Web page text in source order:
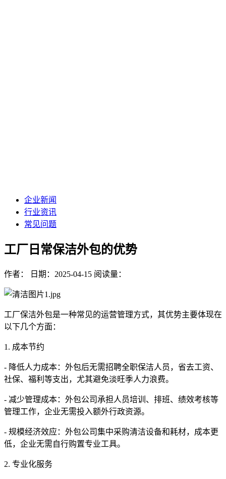
企业新闻
行业资讯
常见问题
工厂日常保洁外包的优势
作者： 日期：2025-04-15 阅读量：
工厂保洁外包是一种常见的运营管理方式，其优势主要体现在
以下几个方面：
1. 成本节约
- 降低人力成本：外包后无需招聘全职保洁人员，省去工资、
社保、福利等支出，尤其避免淡旺季人力浪费。
- 减少管理成本：外包公司承担人员培训、排班、绩效考核等
管理工作，企业无需投入额外行政资源。
- 规模经济效应：外包公司集中采购清洁设备和耗材，成本更
低，企业无需自行购置专业工具。
2. 专业化服务